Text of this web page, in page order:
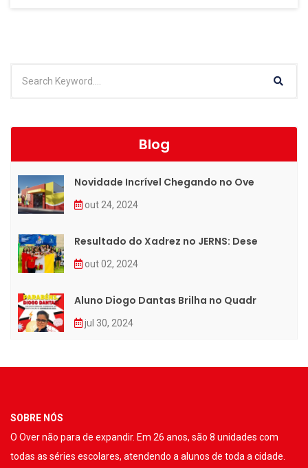
Blog
Novidade Incrível Chegando no Ove
out 24, 2024
Resultado do Xadrez no JERNS: Dese
out 02, 2024
Aluno Diogo Dantas Brilha no Quadr
jul 30, 2024
SOBRE NÓS
O Over não para de expandir. Em 26 anos, são 8 unidades com
todas as séries escolares, atendendo a alunos de toda a cidade.